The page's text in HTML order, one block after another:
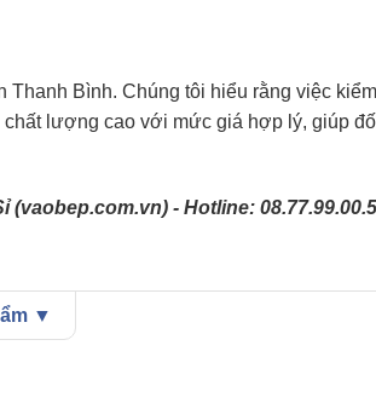
Bình. Chúng tôi hiểu rằng việc
lượng cao với mức giá hợp lý, giúp
(vaobep.com.vn) - Hotline:
hương vị đặc biệt và khả năng chế biến
▼